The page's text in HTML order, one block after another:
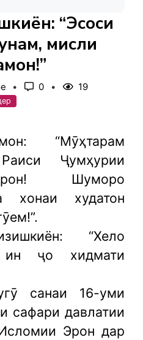
“Эҳсоси
мисли
0 19
“Мӯҳтарам
Ҷумҳурии
Шуморо
хонаи худатон
“Хело
ҷо хидмати
санаи 16-уми
сафари давлатии
Эрон дар